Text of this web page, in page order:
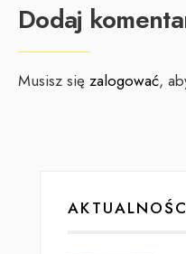
Dodaj
Musisz się zalogować,